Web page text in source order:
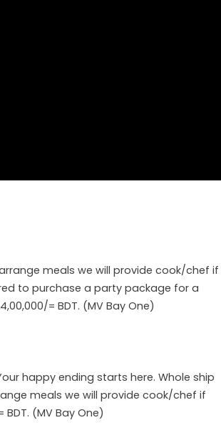
meals we will provide cook/chef if
to purchase a party package for a
= BDT. (MV Bay One)
happy ending starts here. Whole ship
meals we will provide cook/chef if
(MV Bay One)